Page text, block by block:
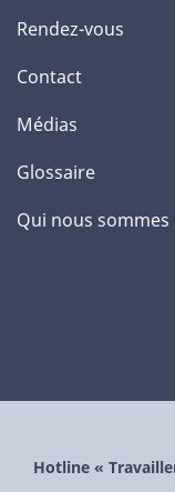
Rendez-vous
Contact
Médias
Glossaire
Qui nous sommes
Hotline «